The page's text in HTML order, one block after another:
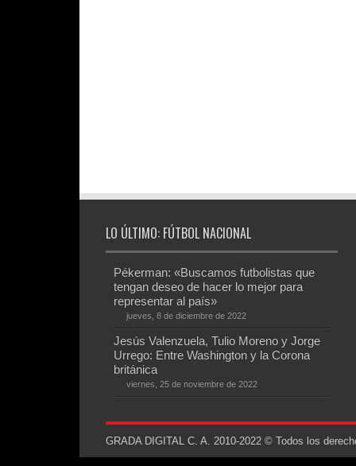
LO ÚLTIMO: FÚTBOL NACIONAL
Pékerman: «Buscamos futbolistas que
tengan deseo de hacer lo mejor para
representar al país»
jueves, 8 de diciembre de 2022
Jesús Valenzuela, Tulio Moreno y Jorge
Urrego: Entre Washington y la Corona
británica
viernes, 25 de noviembre de 2022
GRADA DIGITAL C. A. 2010-2022 © Todos los